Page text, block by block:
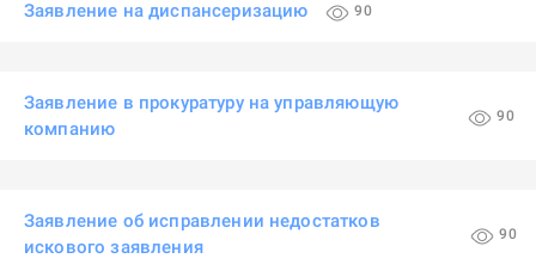
Заявление на диспансеризацию 90
Заявление в прокуратуру на управляющую
компанию
90
Заявление об исправлении недостатков
искового заявления
90